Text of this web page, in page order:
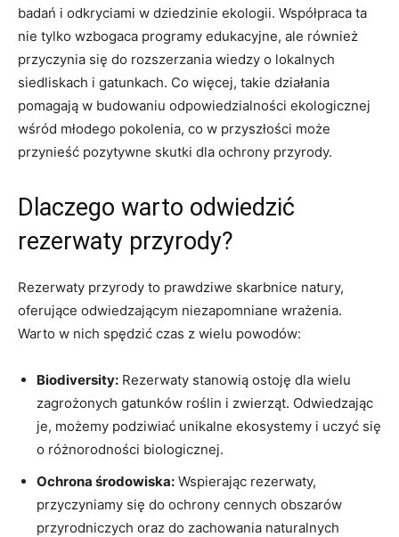
badań i odkryciami w dziedzinie ‌ekologii. ‍Współpraca ta
nie tylko wzbogaca programy edukacyjne, ale również
przyczynia się do rozszerzania wiedzy o lokalnych
siedliskach i ⁢gatunkach. Co więcej, ​takie działania
pomagają w ⁤budowaniu odpowiedzialności⁤ ekologicznej⁤
wśród młodego pokolenia, co w przyszłości może
przynieść ‌pozytywne skutki dla ochrony przyrody.
Dlaczego warto‌ odwiedzić
rezerwaty przyrody?
Rezerwaty przyrody to prawdziwe skarbnice natury,
⁣oferujące odwiedzającym niezapomniane wrażenia.
Warto w ​nich ‍spędzić czas z​ wielu powodów:
Biodiversity: Rezerwaty stanowią ​ostoję ‌dla⁢ wielu
⁣zagrożonych ⁣gatunków roślin i​ zwierząt. Odwiedzając
je, możemy ⁣podziwiać unikalne ekosystemy ⁣i ⁣uczyć się
o‌ różnorodności biologicznej.
Ochrona środowiska: Wspierając rezerwaty,
‍przyczyniamy się do ochrony cennych obszarów‍
przyrodniczych oraz ⁤do zachowania naturalnych